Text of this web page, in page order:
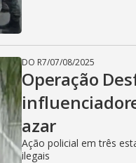
DO R7/07/08/2025
Operação
azar
Ação policial em três
ilegais